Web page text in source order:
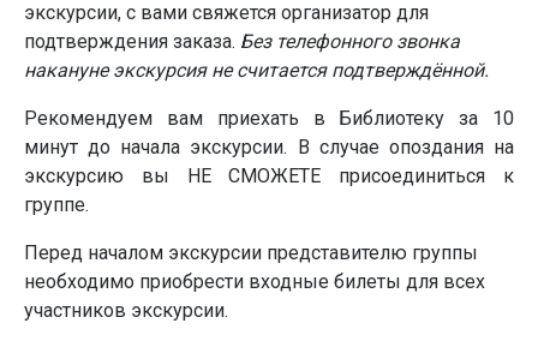
экскурсии, с вами свяжется организатор для
подтверждения заказа. Без телефонного звонка
накануне экскурсия не считается подтверждённой.
Рекомендуем вам приехать в Библиотеку за 10
минут до начала экскурсии. В случае опоздания на
экскурсию вы НЕ СМОЖЕТЕ присоединиться к
группе.
Перед началом экскурсии представителю группы
необходимо приобрести входные билеты для всех
участников экскурсии.